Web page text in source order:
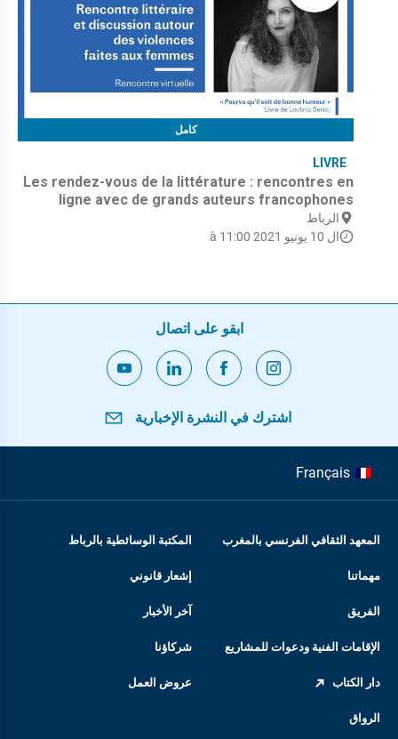
كامل
LIVRE
Les rendez-vous de la littérature : rencontres en
ligne avec de grands auteurs francophones
الرباط
ال 10 يونيو 2021 à 11:00
ابقو على اتصال
اشترك في النشرة الإخبارية
Français
المعهد الثقافي الفرنسي بالمغرب المكتبة الوسائطية بالرباط
مهماتنا إشعار قانوني
الفريق آخر الأخبار
الإقامات الفنية ودعوات للمشاريع شركاؤنا
دار الكتاب عروض العمل
الرواق